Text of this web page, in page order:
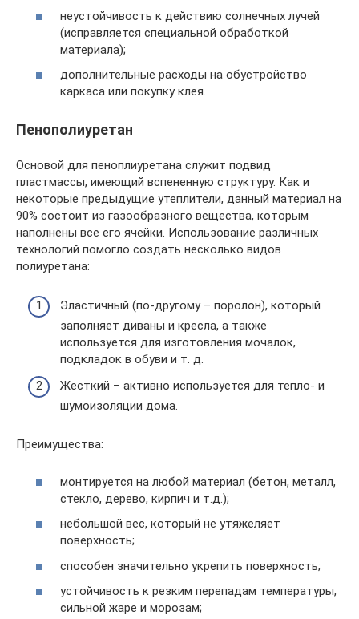
неустойчивость к действию солнечных лучей
(исправляется специальной обработкой
материала);
дополнительные расходы на обустройство
каркаса или покупку клея.
Пенополиуретан
Основой для пеноплиуретана служит подвид
пластмассы, имеющий вспененную структуру. Как и
некоторые предыдущие утеплители, данный материал на
90% состоит из газообразного вещества, которым
наполнены все его ячейки. Использование различных
технологий помогло создать несколько видов
полиуретана:
Эластичный (по-другому – поролон), который
заполняет диваны и кресла, а также
используется для изготовления мочалок,
подкладок в обуви и т. д.
Жесткий – активно используется для тепло- и
шумоизоляции дома.
Преимущества:
монтируется на любой материал (бетон, металл,
стекло, дерево, кирпич и т.д.);
небольшой вес, который не утяжеляет
поверхность;
способен значительно укрепить поверхность;
устойчивость к резким перепадам температуры,
сильной жаре и морозам;